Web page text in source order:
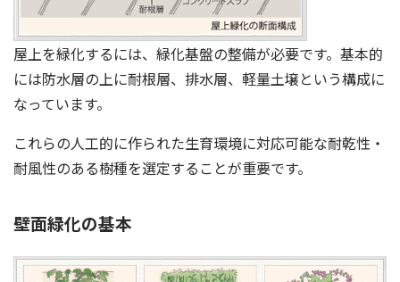
屋上を緑化するには、緑化基盤の整備が必要です。基本的
には防水層の上に耐根層、排水層、軽量土壌という構成に
なっています。
これらの人工的に作られた生育環境に対応可能な耐乾性・
耐風性のある樹種を選定することが重要です。
壁面緑化の基本